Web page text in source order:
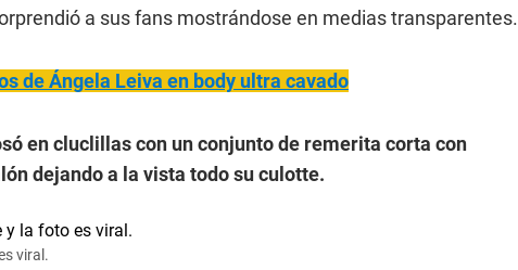
a sus fans mostrándose en medias transparentes.
deÁngela Leiva en body ultra cavado
en cluclillas con un conjunto de remerita corta con
dejando a la vista todo su culotte.
viral.